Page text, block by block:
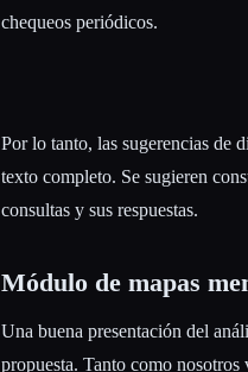
chequeos periódicos.
Por lo tanto, las sugerencias de
texto completo. Se sugieren
consultas y sus respuestas.
Módulo de mapas
Una buena presentación del
propuesta. Tanto como